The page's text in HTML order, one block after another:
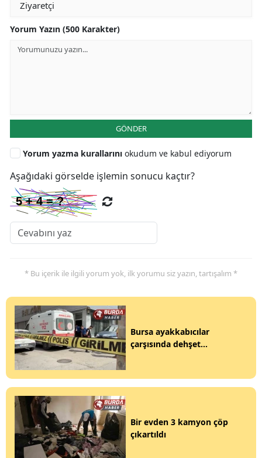
Yorum Yazın (500 Karakter)
GÖNDER
Yorum yazma kurallarını okudum ve kabul ediyorum
Aşağıdaki görselde işlemin sonucu kaçtır?
* Bu içerik ile ilgili yorum yok, ilk yorumu siz yazın, tartışalım *
Bursa ayakkabıcılar
çarşısında dehşet...
Bir evden 3 kamyon çöp
çıkartıldı